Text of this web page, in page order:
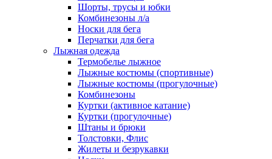
Шорты, трусы и юбки
Комбинезоны л/а
Носки для бега
Перчатки для бега
Лыжная одежда
Термобелье лыжное
Лыжные костюмы (спортивные)
Лыжные костюмы (прогулочные)
Комбинезоны
Куртки (активное катание)
Куртки (прогулочные)
Штаны и брюки
Толстовки, Флис
Жилеты и безрукавки